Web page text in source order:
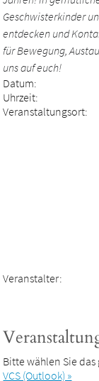
Geschwisterkinder
entdecken und
für Bewegung,
uns auf euch!
Datum:
Uhrzeit:
Veranstaltungsort:
Veranstalter:
Bitte wählen Sie
VCS (Outlook) »